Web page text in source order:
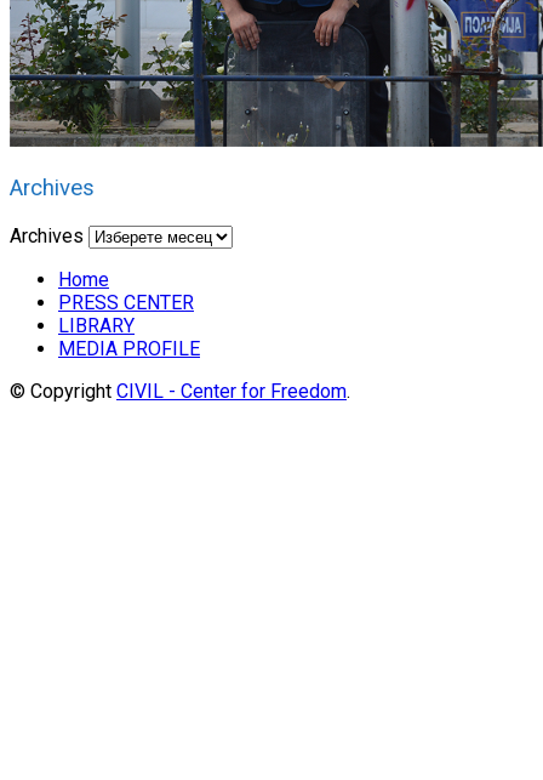
Archives
Archives
Home
PRESS CENTER
LIBRARY
MEDIA PROFILE
© Copyright CIVIL - Center for Freedom.